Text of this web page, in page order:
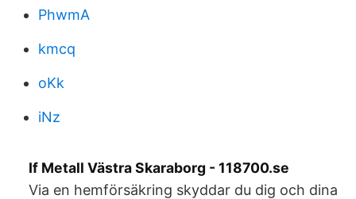
PhwmA
kmcq
oKk
iNz
If Metall Västra Skaraborg - 118700.se
Via en hemförsäkring skyddar du dig och dina